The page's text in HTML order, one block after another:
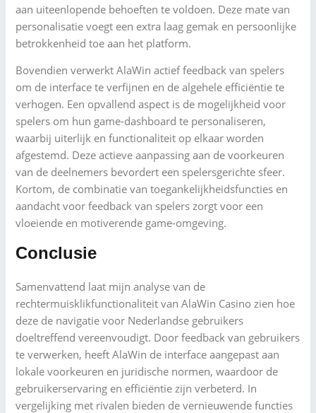
aan uiteenlopende behoeften te voldoen. Deze mate van
personalisatie voegt een extra laag gemak en persoonlijke
betrokkenheid toe aan het platform.
Bovendien verwerkt AlaWin actief feedback van spelers
om de interface te verfijnen en de algehele efficiëntie te
verhogen. Een opvallend aspect is de mogelijkheid voor
spelers om hun game-dashboard te personaliseren,
waarbij uiterlijk en functionaliteit op elkaar worden
afgestemd. Deze actieve aanpassing aan de voorkeuren
van de deelnemers bevordert een spelersgerichte sfeer.
Kortom, de combinatie van toegankelijkheidsfuncties en
aandacht voor feedback van spelers zorgt voor een
vloeiende en motiverende game-omgeving.
Conclusie
Samenvattend laat mijn analyse van de
rechtermuisklikfunctionaliteit van AlaWin Casino zien hoe
deze de navigatie voor Nederlandse gebruikers
doeltreffend vereenvoudigt. Door feedback van gebruikers
te verwerken, heeft AlaWin de interface aangepast aan
lokale voorkeuren en juridische normen, waardoor de
gebruikerservaring en efficiëntie zijn verbeterd. In
vergelijking met rivalen bieden de vernieuwende functies